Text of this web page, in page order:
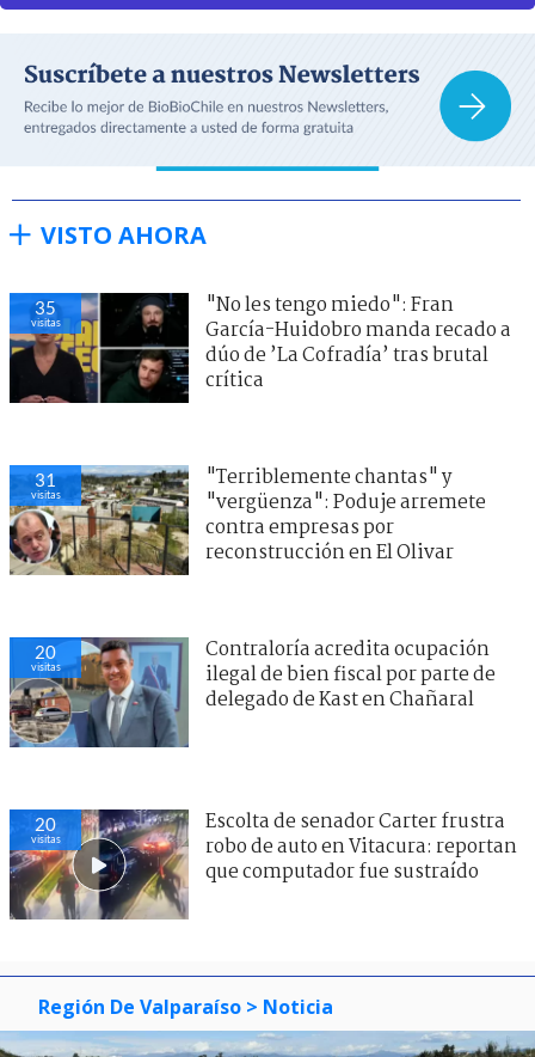
VISTO AHORA
35
visitas
"No les tengo miedo": Fran
García-Huidobro manda recado a
dúo de ’La Cofradía’ tras brutal
crítica
31
visitas
"Terriblemente chantas" y
"vergüenza": Poduje arremete
contra empresas por
reconstrucción en El Olivar
20
visitas
Contraloría acredita ocupación
ilegal de bien fiscal por parte de
delegado de Kast en Chañaral
20
visitas
Escolta de senador Carter frustra
robo de auto en Vitacura: reportan
que computador fue sustraído
Región De Valparaíso > Noticia